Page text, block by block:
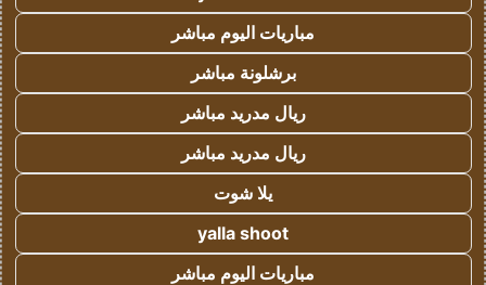
مباريات اليوم مباشر
برشلونة مباشر
ريال مدريد مباشر
ريال مدريد مباشر
يلا شوت
yalla shoot
مباريات اليوم مباشر